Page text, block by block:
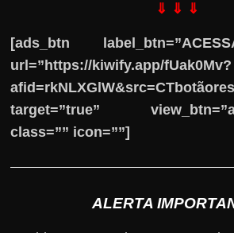
⇓ ⇓ ⇓
[ads_btn
url=”https://kiwify.app/fUak0Mv?
target=”true”
class=”” icon=””]
ALERTA